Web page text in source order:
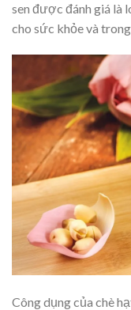
sen được đánh giá là
cho sức khỏe và
Công dụng của chè